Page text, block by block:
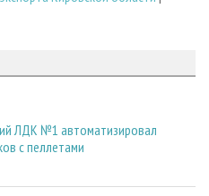
ЛДК №1 автоматизировал
с пеллетами